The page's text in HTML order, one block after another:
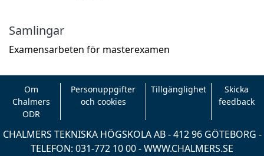
Samlingar
Examensarbeten för masterexamen
Om
Chalmers
ODR
Personuppgifter
och cookies
Tillgänglighet
Skicka
feedback
CHALMERS TEKNISKA HÖGSKOLA AB - 412 96 GÖTEBORG -
TELEFON: 031-772 10 00 -WWW.CHALMERS.SE